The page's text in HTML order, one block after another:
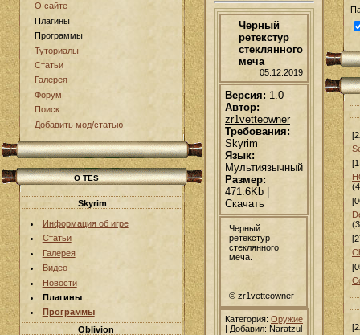
О сайте
Плагины
Программы
Туториалы
Статьи
Галерея
Форум
Поиск
Добавить мод/статью
О TES
Skyrim
Информация об игре
Статьи
Галерея
Видео
Новости
Плагины
Программы
Oblivion
Черный
ретекстур
стеклянного
меча
05.12.2019
Версия: 1.0
Автор:
zr1vetteowner
Требования:
Skyrim
Язык:
Мультиязычный
Размер:
471.6Kb |
Скачать
Черный
ретекстур
стеклянного
меча.
© zr1vetteowner
Категория: Оружие
| Добавил: Naratzul